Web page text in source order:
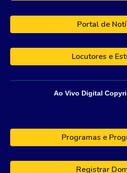
Portal de
Locutores e
Ao Vivo Digital
Programas e
Registrar